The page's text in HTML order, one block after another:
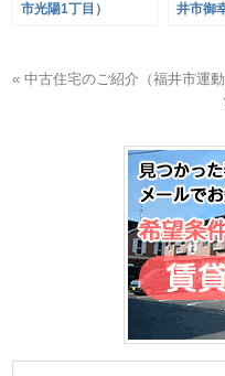
市光陽1丁目）
井市御
« 中古住宅のご紹介（福井市運